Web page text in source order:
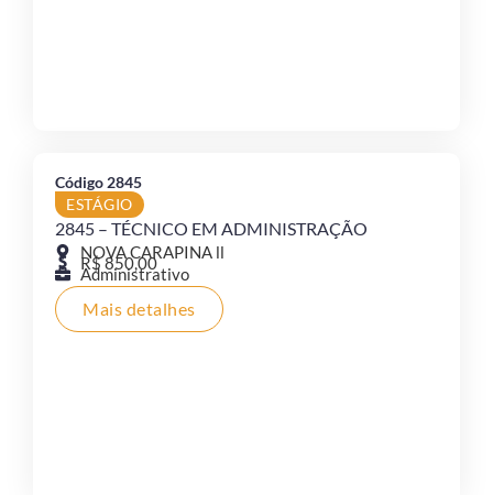
Código 2845
ESTÁGIO
2845 – TÉCNICO EM ADMINISTRAÇÃO
NOVA CARAPINA ll
R$ 850,00
Administrativo
Mais detalhes